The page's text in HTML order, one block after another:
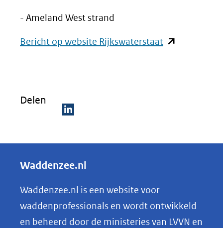
- Ameland West strand
Bericht op website Rijkswaterstaat (opent
Delen
e
e
n
o
p
Waddenzee.nl
Waddenzee.nl is een website voor
waddenprofessionals en wordt ontwikkeld
en beheerd door de ministeries van LVVN en